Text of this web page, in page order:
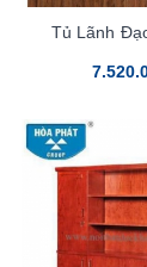
Tủ Lãnh